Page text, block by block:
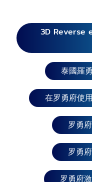
割、激光切割工作
锈钢、铝。 使用高科技激光切割机。切割工件质量
好、准确率并可快
接急单。 激光折弯，激光折弯工件质量好、准确率并
可快速完成工作，24
的工件。 罗勇府机械加工、机器备件。 罗勇府汽
车机械零件加工工作。 承接罗勇府大型机械
急单，出厂价优惠。 可在曼谷、暖武里府、巴吞他尼
府、大城府、夜功
府、素攀武里府、
府、乌泰他尼府、
3D Reverse
泰國羅
在罗勇府使
罗勇
罗勇
罗勇府